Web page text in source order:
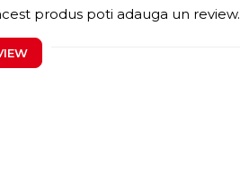
produs poti adauga un review.